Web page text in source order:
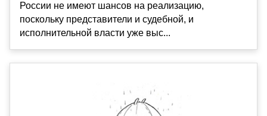
России не имеют шансов на реализацию,
поскольку представители и судебной, и
исполнительной власти уже выс...